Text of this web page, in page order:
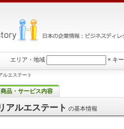
アルエステート の基本情報
エリア・地域 × キ
ルエステート
商品・サービス内容